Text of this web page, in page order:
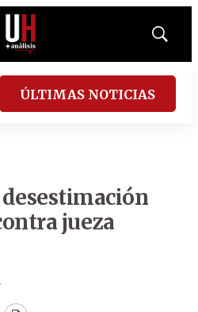
Mostrar
ÚLTIMAS NOTICIAS
jueza